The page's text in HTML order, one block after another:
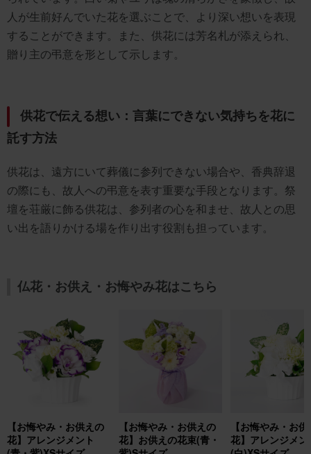
人が生前好んでいた花を選ぶことで、より深い想いを表現
することができます。また、供花には芳名札が添えられ、
贈り主の弔意を形として示します。
供花で伝える想い：言葉にできない気持ちを花に
託す方法
供花は、遠方にいて葬儀に参列できない場合や、香典辞退
の際にも、故人への弔意を表す重要な手段となります。祭
壇を荘厳に飾る供花は、参列者の心を和ませ、故人との思
い出を語りかける場を作り出す役割も担っています。
仏花・お供え・お悔やみ花はこちら
【お悔やみ・お供えの
花】アレンジメント
【お悔やみ・お供えの
花】お供えの花束(青・
【お悔やみ・お
花】アレンジメン